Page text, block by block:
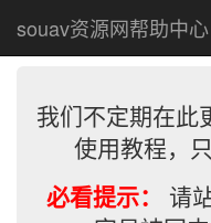
souav资源网帮助中心
我们不定期在此
使用教程，
必看提示：
请